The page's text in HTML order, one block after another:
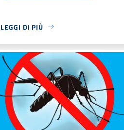
LEGGI DI PIÙ